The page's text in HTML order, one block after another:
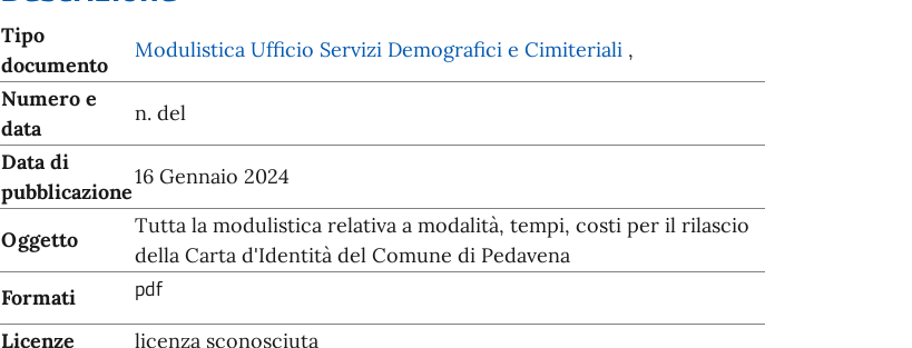
Tipo
documento
Modulistica Ufficio Servizi Demografici e Cimiteriali ,
Numero e
data
n. del
Data di
pubblicazione
16 Gennaio 2024
Oggetto
Tutta la modulistica relativa a modalità, tempi, costi per il rilascio
della Carta d'Identità del Comune di Pedavena
Formati
pdf
Licenze licenza sconosciuta